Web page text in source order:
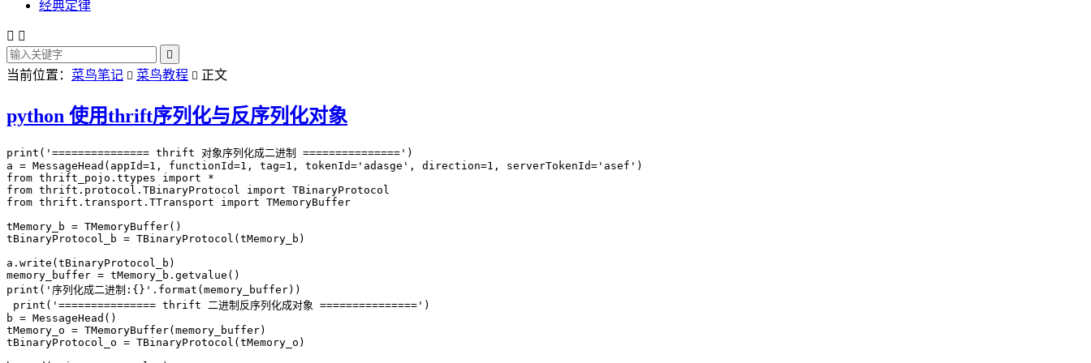
经典定律
 

当前位置： 菜鸟笔记  菜鸟教程  正文
python 使用thrift序列化与反序列化对象
print('=============== thrift 对象序列化成二进制 ===============')
a = MessageHead(appId=1, functionId=1, tag=1, tokenId='adasge', direction=1, serverTokenId='asef')
from thrift_pojo.ttypes import *
from thrift.protocol.TBinaryProtocol import TBinaryProtocol
from thrift.transport.TTransport import TMemoryBuffer
tMemory_b = TMemoryBuffer()
tBinaryProtocol_b = TBinaryProtocol(tMemory_b)
a.write(tBinaryProtocol_b)
memory_buffer = tMemory_b.getvalue()
print('序列化成二进制:{}'.format(memory_buffer))
print('=============== thrift 二进制反序列化成对象 ===============')
b = MessageHead()
tMemory_o = TMemoryBuffer(memory_buffer)
tBinaryProtocol_o = TBinaryProtocol(tMemory_o)